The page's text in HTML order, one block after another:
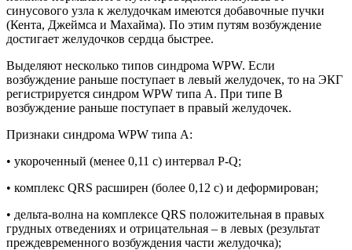
синусового узла к желудочкам имеются добавочные пучки
(Кента, Джеймса и Махайма). По этим путям возбуждение
достигает желудочков сердца быстрее.
Выделяют несколько типов синдрома WPW. Если
возбуждение раньше поступает в левый желудочек, то на ЭКГ
регистрируется синдром WPW типа А. При типе В
возбуждение раньше поступает в правый желудочек.
Признаки синдрома WPW типа А:
• укороченный (менее 0,11 с) интервал Р-Q;
• комплекс QRS расширен (более 0,12 с) и деформирован;
• дельта-волна на комплексе QRS положительная в правых
грудных отведениях и отрицательная – в левых (результат
преждевременного возбуждения части желудочка);